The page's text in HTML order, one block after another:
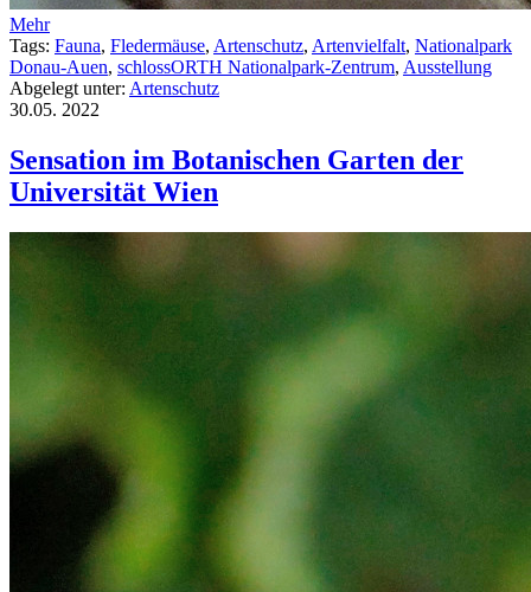
Mehr
Tags: Fauna, Fledermäuse, Artenschutz, Artenvielfalt, Nationalpark
Donau-Auen, schlossORTH Nationalpark-Zentrum, Ausstellung
Abgelegt unter: Artenschutz
30.05. 2022
Sensation im Botanischen Garten der
Universität Wien